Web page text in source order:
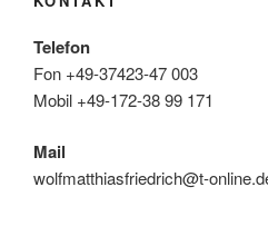
Telefon
Fon +49-37423-47 003
Mobil +49-172-38 99 171
Mail
wolfmatthiasfriedrich@t-